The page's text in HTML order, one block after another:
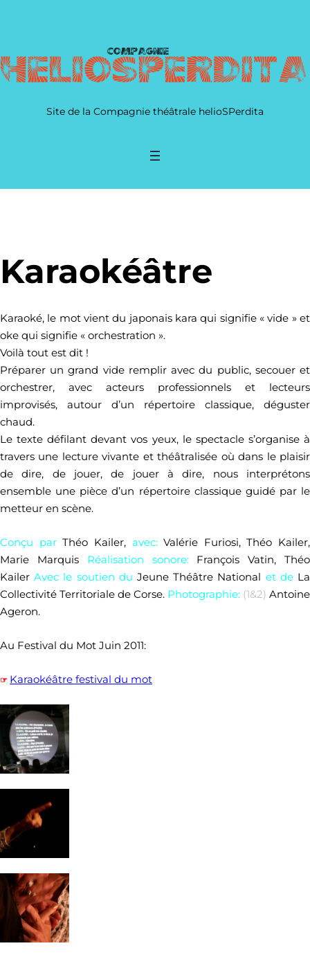
Site de la Compagnie théâtrale helioSPerdita
Karaokéâtre
Karaoké, le mot vient du japonais kara qui signifie « vide » et
oke qui signifie « orchestration ».
Voilà tout est dit !
Préparer un grand vide remplir avec du public, secouer et
orchestrer, avec acteurs professionnels et lecteurs
improvisés, autour dʼun répertoire classique, déguster
chaud.
Le texte défilant devant vos yeux, le spectacle sʼorganise à
travers une lecture vivante et théâtralisée où dans le plaisir
de dire, de jouer, de jouer à dire, nous interprétons
ensemble une pièce dʼun répertoire classique guidé par le
metteur en scène.
Conçu parThéo Kailer, avec:Valérie Furiosi, Théo Kailer,
Marie Marquis Réalisation sonore:François Vatin, Théo
KailerAvec le soutien du Jeune Théâtre National et deLa
Collectivité Territoriale de Corse. Photographie: (1&2) Antoine
Ageron.
Au Festival du Mot Juin 2011:
☞ Karaokéâtre festival du mot